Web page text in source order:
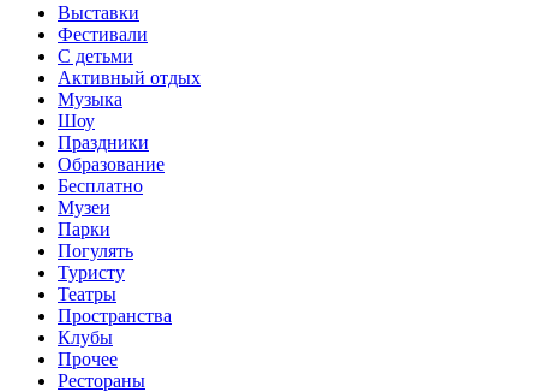
Выставки
Фестивали
С детьми
Активный отдых
Музыка
Шоу
Праздники
Образование
Бесплатно
Музеи
Парки
Погулять
Туристу
Театры
Пространства
Клубы
Прочее
Рестораны